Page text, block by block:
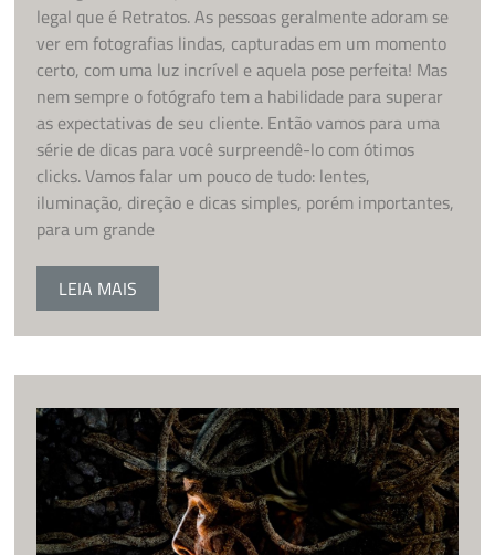
legal que é Retratos. As pessoas geralmente adoram se
ver em fotografias lindas, capturadas em um momento
certo, com uma luz incrível e aquela pose perfeita! Mas
nem sempre o fotógrafo tem a habilidade para superar
as expectativas de seu cliente. Então vamos para uma
série de dicas para você surpreendê-lo com ótimos
clicks. Vamos falar um pouco de tudo: lentes,
iluminação, direção e dicas simples, porém importantes,
para um grande
LEIA MAIS